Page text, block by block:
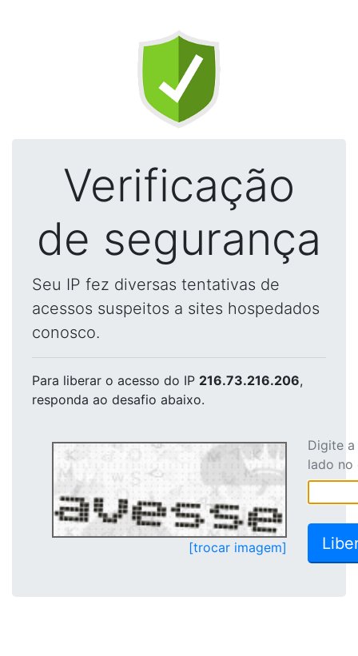
Verificação
de segurança
Seu IP fez diversas tentativas de
acessos suspeitos a sites hospedados
conosco.
Para liberar o acesso do IP 216.73.216.206,
responda ao desafio abaixo.
[trocar imagem]
Digite
lado no